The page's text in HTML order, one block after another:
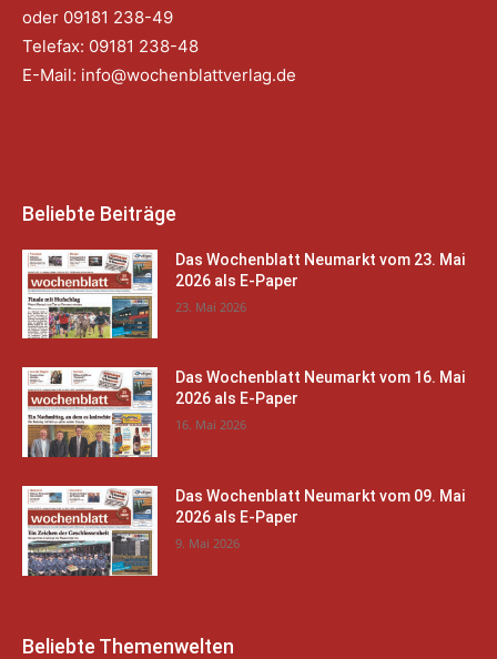
oder 09181 238-49
Telefax: 09181 238-48
E-Mail: info@wochenblattverlag.de
Beliebte Beiträge
Das Wochenblatt Neumarkt vom 23. Mai
2026 als E-Paper
23. Mai 2026
Das Wochenblatt Neumarkt vom 16. Mai
2026 als E-Paper
16. Mai 2026
Das Wochenblatt Neumarkt vom 09. Mai
2026 als E-Paper
9. Mai 2026
Beliebte Themenwelten